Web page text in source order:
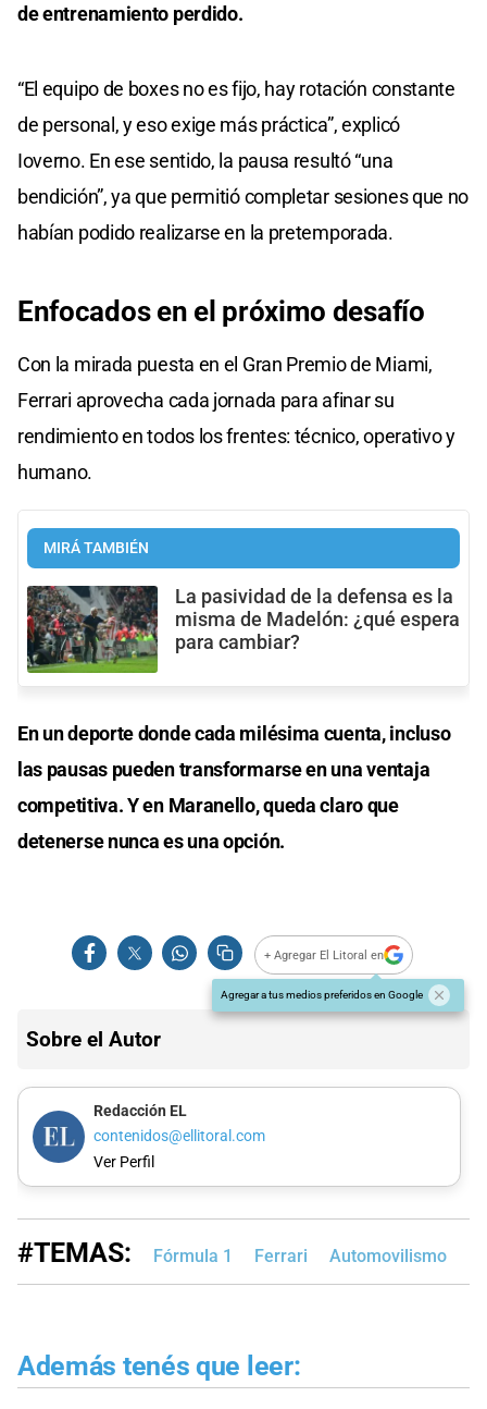
de entrenamiento perdido.
“El equipo de boxes no es fijo, hay rotación constante
de personal, y eso exige más práctica”, explicó
Ioverno. En ese sentido, la pausa resultó “una
bendición”, ya que permitió completar sesiones que no
habían podido realizarse en la pretemporada.
Enfocados en el próximo desafío
Con la mirada puesta en el Gran Premio de Miami,
Ferrari aprovecha cada jornada para afinar su
rendimiento en todos los frentes: técnico, operativo y
humano.
MIRÁ TAMBIÉN
La pasividad de la defensa es la
misma de Madelón: ¿qué espera
para cambiar?
En un deporte donde cada milésima cuenta, incluso
las pausas pueden transformarse en una ventaja
competitiva. Y en Maranello, queda claro que
detenerse nunca es una opción.
+ Agregar El Litoral en
Agregar a tus medios preferidos en Google
Sobre el Autor
Redacción EL
contenidos@ellitoral.com
Ver Perfil
#TEMAS: Fórmula 1 Ferrari Automovilismo
Además tenés que leer: